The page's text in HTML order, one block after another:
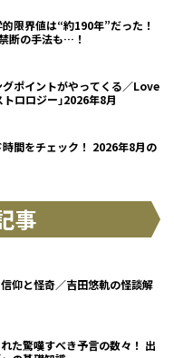
限界値は“約190年”だった！
断の手法も…！
ポイントがやってくる／Love
ロロジー｣2026年8月
間をチェック！ 2026年8月の
事
仰と怪奇／吉田悠軌の怪談解
た驚嘆すべき予言の数々！ 出